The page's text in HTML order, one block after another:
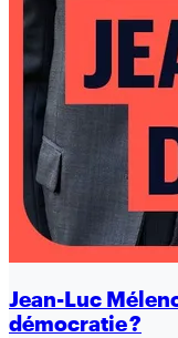
Jean-Luc
démocratie ?